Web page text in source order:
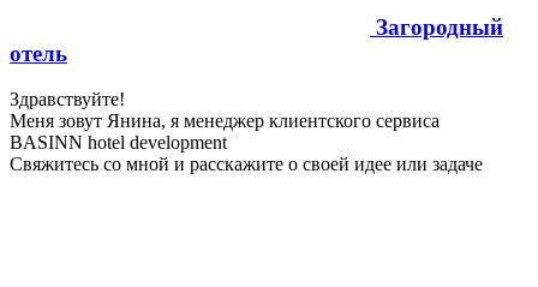
Загородный
отель
Здравствуйте!
Меня зовут Янина, я менеджер клиентского сервиса
BASINN hotel development
Свяжитесь со мной и расскажите о своей идее или задаче